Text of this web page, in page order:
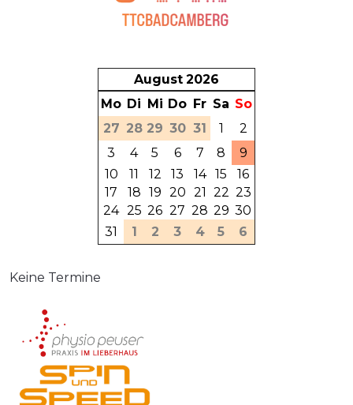
August 2026
Mo Di Mi Do Fr Sa So
27 28 29 30 31 1
2
3
4 5 6 7 8
9
10
11 12 13 14 15
16
17
18 19 20 21 22 23
24 25 26 27 28 29 30
31
1 2 3 4 5 6
Keine Termine